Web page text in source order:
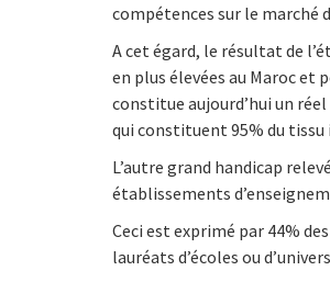
compétences sur le marché
A cet égard, le résultat de
en plus élevées au Maroc et
constitue aujourd’hui un
qui constituent 95% du
L’autre grand handicap
établissements
Ceci est exprimé par 44%
lauréats d’écoles ou